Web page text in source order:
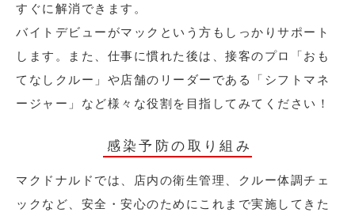
すぐに解消できます。
バイトデビューがマックという方もしっかりサポート
します。また、仕事に慣れた後は、接客のプロ「おも
てなしクルー」や店舗のリーダーである「シフトマネ
ージャー」など様々な役割を目指してみてください！
感染予防の取り組み
マクドナルドでは、店内の衛生管理、クルー体調チェ
ックなど、安全・安心のためにこれまで実施してきた